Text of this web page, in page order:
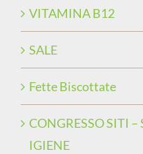
VITAMINA B12
SALE
Fette Biscottate
CONGRESSO SITI –
IGIENE